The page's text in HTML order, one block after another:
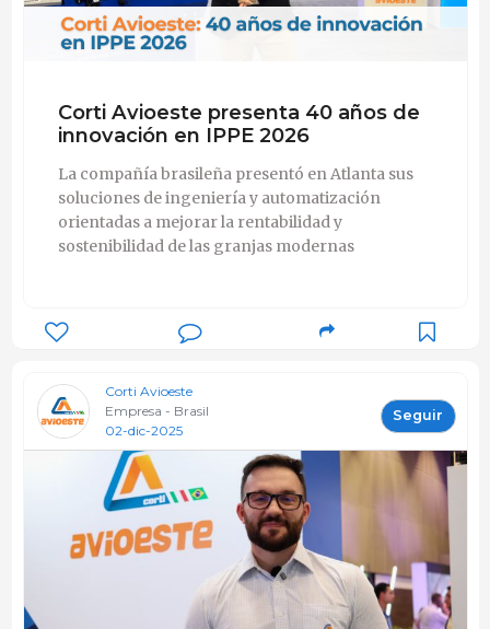
Corti Avioeste presenta 40 años de
innovación en IPPE 2026
La compañía brasileña presentó en Atlanta sus
soluciones de ingeniería y automatización
orientadas a mejorar la rentabilidad y
sostenibilidad de las granjas modernas
Corti Avioeste
Empresa - Brasil
02-dic-2025
Seguir